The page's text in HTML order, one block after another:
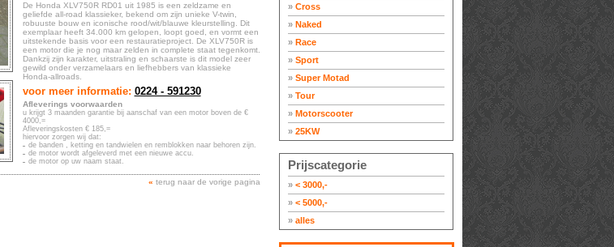
» Cross
» Naked
» Race
» Sport
» Super Motad
» Tour
» Motorscooter
» 25KW
Prijscategorie
» < 3000,-
» < 5000,-
» alles
De Honda XLV750R RD01 uit 1985 is een zeldzame en
geliefde all-road klassieker, bekend om zijn unieke V-twin,
robuuste bouw en iconische rood/wit/blauwe kleurstelling. Dit
exemplaar heeft 34.000 km gelopen, loopt goed, en vormt een
uitstekende basis voor een restauratieproject. De XLV750R is
een motor die je nog maar zelden in complete staat tegenkomt.
Dankzij zijn karakter, uitstraling en schaarste is dit model zeer
gewild onder verzamelaars en liefhebbers van klassieke
Honda-allroads.
voor meer informatie: 0224 - 591230
Afleverings voorwaarden
u krijgt 3 maanden garantie bij aanschaf van een motor boven de €
4000,=
Afleveringskosten € 185,=
hiervoor zorgen wij dat:
de banden , ketting en tandwielen en remblokken naar behoren zijn.
de motor wordt afgeleverd met een nieuwe accu.
de motor op uw naam staat.
« terug naar de vorige pagina